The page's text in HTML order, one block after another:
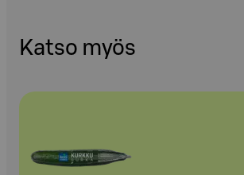
Katso myös